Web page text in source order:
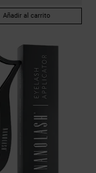
Añadir al carrito